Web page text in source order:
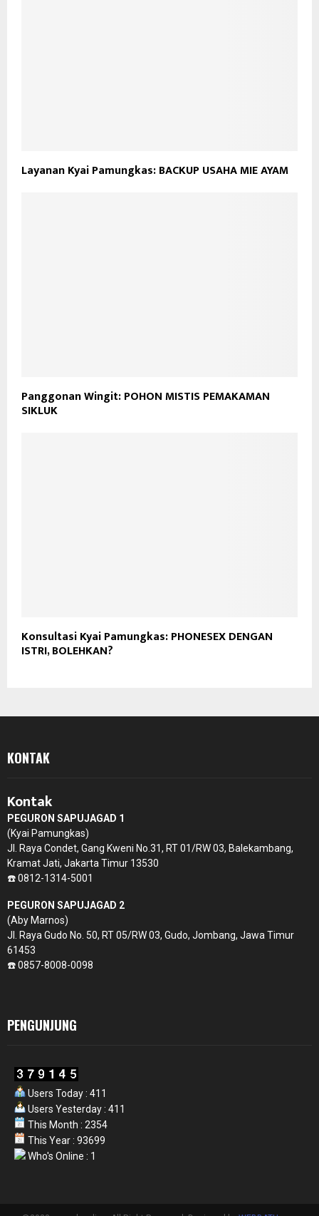
Layanan Kyai Pamungkas: BACKUP USAHA MIE AYAM
Panggonan Wingit: POHON MISTIS PEMAKAMAN
SIKLUK
Konsultasi Kyai Pamungkas: PHONESEX DENGAN
ISTRI, BOLEHKAN?
KONTAK
Kontak
PEGURON SAPUJAGAD 1
(Kyai Pamungkas)
Jl. Raya Condet, Gang Kweni No.31, RT 01/RW 03, Balekambang,
Kramat Jati, Jakarta Timur 13530
☎️ 0812-1314-5001
PEGURON SAPUJAGAD 2
(Aby Marnos)
Jl. Raya Gudo No. 50, RT 05/RW 03, Gudo, Jombang, Jawa Timur
61453
☎️ 0857-8008-0098
PENGUNJUNG
Users Today : 411
Users Yesterday : 411
This Month : 2354
This Year : 93699
Who's Online : 1